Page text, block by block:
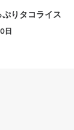
ぷりタコライス
日